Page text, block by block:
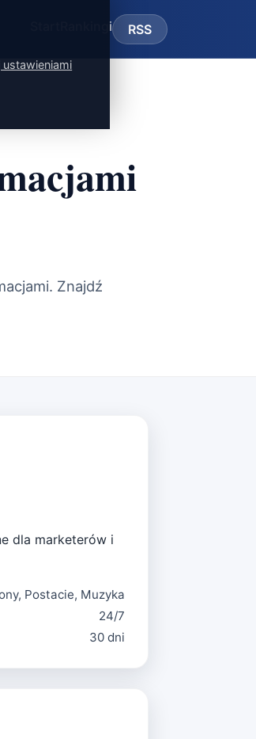
ustawieniami
Rankingi RSS
Znajdź
dla marketerów i
Postacie, Muzyka
24/7
30 dni